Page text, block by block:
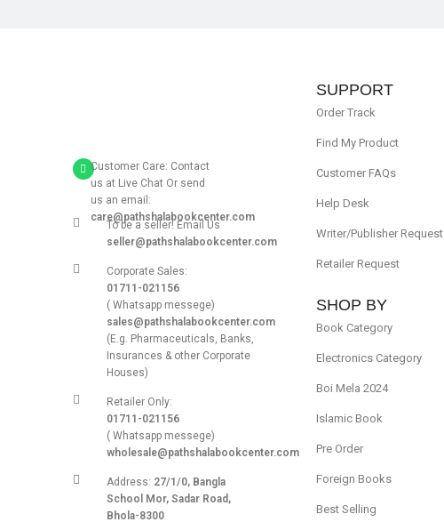
Customer Care: Contact
us at Live Chat Or send
us an email:
care@pathshalabookcenter.com
To be a seller! Email Us
seller@pathshalabookcenter.com
Corporate Sales:
01711-021156
( Whatsapp messege)
sales@pathshalabookcenter.com
(E.g. Pharmaceuticals, Banks,
Insurances & other Corporate
Houses)
Retailer Only:
01711-021156
( Whatsapp messege)
wholesale@pathshalabookcenter.com
Address: 27/1/0, Bangla
School Mor, Sadar Road,
Bhola-8300
SUPPORT
Order Track
Find My Product
Customer FAQs
Help Desk
Writer/Publisher Request
Retailer Request
SHOP BY
Book Category
Electronics Category
Boi Mela 2024
Islamic Book
Pre Order
Foreign Books
Best Selling